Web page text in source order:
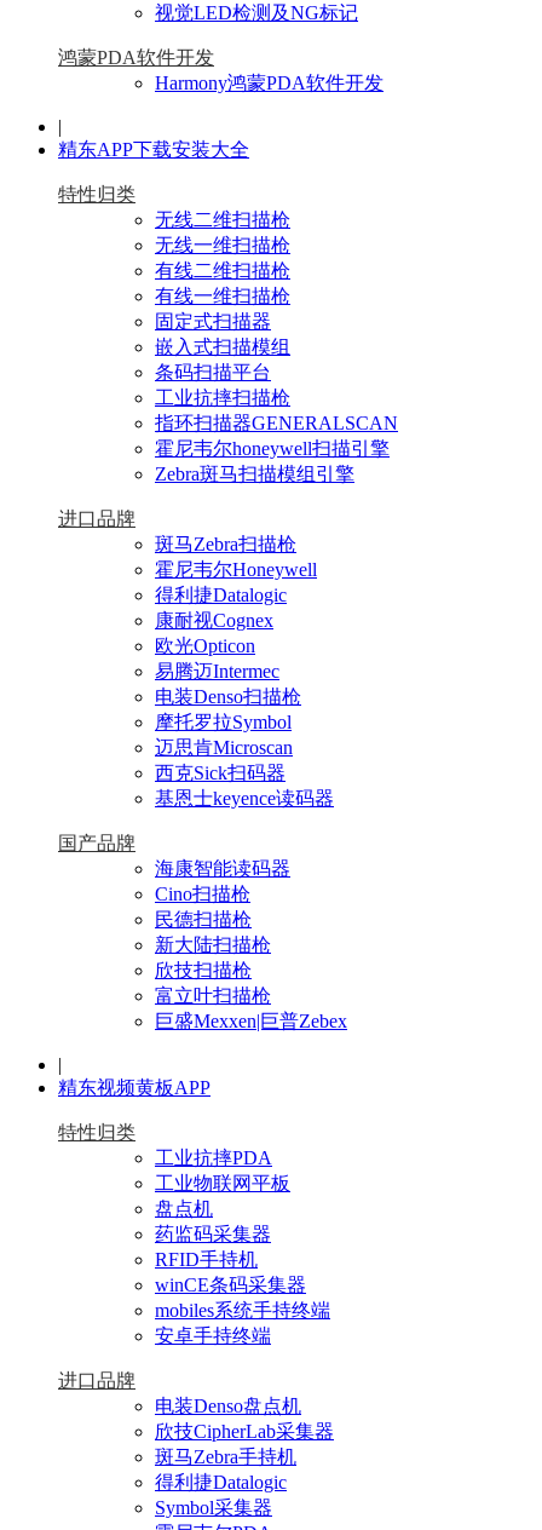
视觉LED检测及NG标记
鸿蒙PDA软件开发
Harmony鸿蒙PDA软件开发
|
精东APP下载安装大全
特性归类
无线二维扫描枪
无线一维扫描枪
有线二维扫描枪
有线一维扫描枪
固定式扫描器
嵌入式扫描模组
条码扫描平台
工业抗摔扫描枪
指环扫描器GENERALSCAN
霍尼韦尔honeywell扫描引擎
Zebra斑马扫描模组引擎
进口品牌
斑马Zebra扫描枪
霍尼韦尔Honeywell
得利捷Datalogic
康耐视Cognex
欧光Opticon
易腾迈Intermec
电装Denso扫描枪
摩托罗拉Symbol
迈思肯Microscan
西克Sick扫码器
基恩士keyence读码器
国产品牌
海康智能读码器
Cino扫描枪
民德扫描枪
新大陆扫描枪
欣技扫描枪
富立叶扫描枪
巨盛Mexxen|巨普Zebex
|
精东视频黄板APP
特性归类
工业抗摔PDA
工业物联网平板
盘点机
药监码采集器
RFID手持机
winCE条码采集器
mobiles系统手持终端
安卓手持终端
进口品牌
电装Denso盘点机
欣技CipherLab采集器
斑马Zebra手持机
得利捷Datalogic
Symbol采集器